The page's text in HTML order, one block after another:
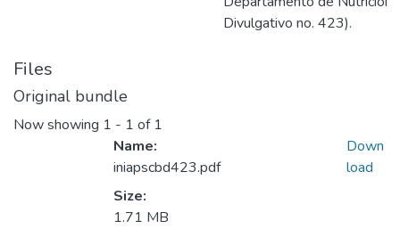
Divulgativo no. 423).
Files
Original bundle
Now showing 1 - 1 of 1
Name:
iniapscbd423.pdf
Size:
1.71 MB
Down
load